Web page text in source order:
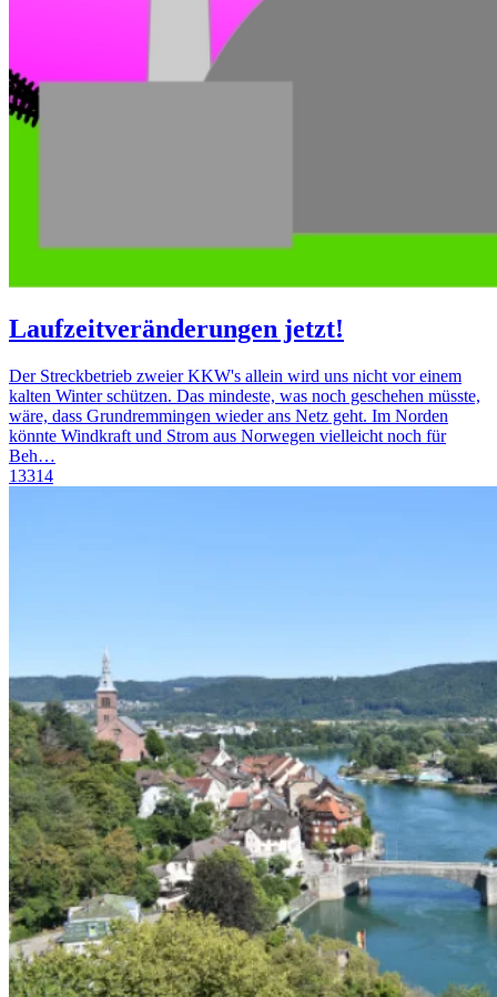
Laufzeitveränderungen jetzt!
Der Streckbetrieb zweier KKW's allein wird uns nicht vor einem
kalten Winter schützen. Das mindeste, was noch geschehen müsste,
wäre, dass Grundremmingen wieder ans Netz geht. Im Norden
könnte Windkraft und Strom aus Norwegen vielleicht noch für
Beh…
13314